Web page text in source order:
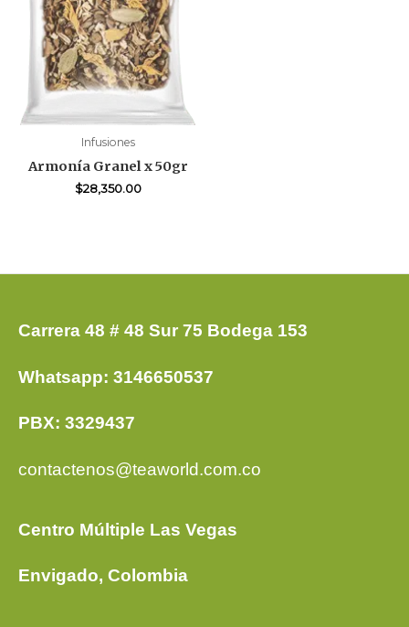
Infusiones
Armonía Granel x 50gr
$28,350.00
Carrera 48 # 48 Sur 75 Bodega 153
Whatsapp: 3146650537
PBX: 3329437
contactenos@teaworld.com.co
Centro Múltiple Las Vegas
Envigado, Colombia